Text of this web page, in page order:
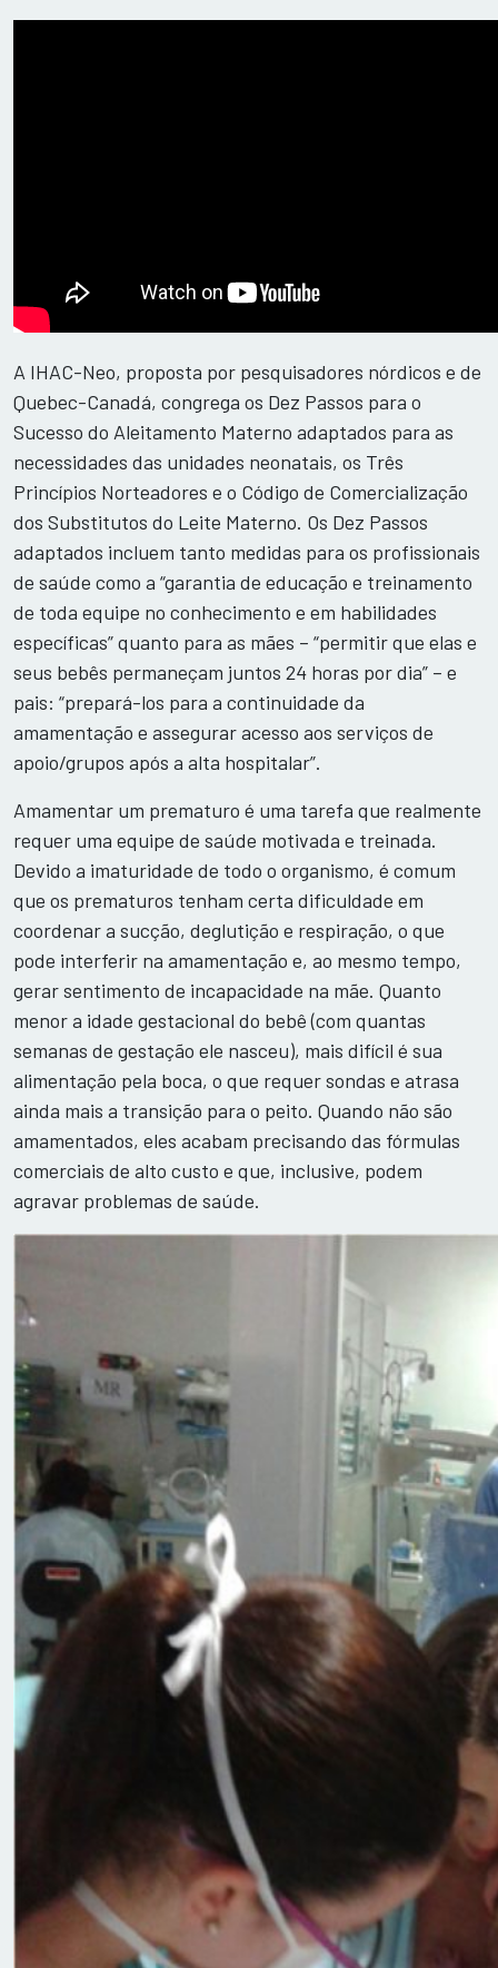
A IHAC-Neo, proposta por pesquisadores nórdicos e de
Quebec-Canadá, congrega os Dez Passos para o
Sucesso do Aleitamento Materno adaptados para as
necessidades das unidades neonatais, os Três
Princípios Norteadores e o Código de Comercialização
dos Substitutos do Leite Materno. Os Dez Passos
adaptados incluem tanto medidas para os profissionais
de saúde como a “garantia de educação e treinamento
de toda equipe no conhecimento e em habilidades
específicas” quanto para as mães – “permitir que elas e
seus bebês permaneçam juntos 24 horas por dia” – e
pais: “prepará-los para a continuidade da
amamentação e assegurar acesso aos serviços de
apoio/grupos após a alta hospitalar”.
Amamentar um prematuro é uma tarefa que realmente
requer uma equipe de saúde motivada e treinada.
Devido a imaturidade de todo o organismo, é comum
que os prematuros tenham certa dificuldade em
coordenar a sucção, deglutição e respiração, o que
pode interferir na amamentação e, ao mesmo tempo,
gerar sentimento de incapacidade na mãe. Quanto
menor a idade gestacional do bebê (com quantas
semanas de gestação ele nasceu), mais difícil é sua
alimentação pela boca, o que requer sondas e atrasa
ainda mais a transição para o peito. Quando não são
amamentados, eles acabam precisando das fórmulas
comerciais de alto custo e que, inclusive, podem
agravar problemas de saúde.